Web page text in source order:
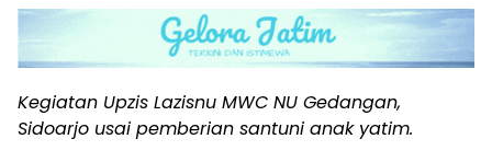
Kegiatan Upzis Lazisnu MWC NU Gedangan,
Sidoarjo usai pemberian santuni anak yatim.